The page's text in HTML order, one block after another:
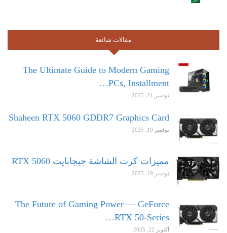
مقالات شائعة
The Ultimate Guide to Modern Gaming
PCs, Installment…
نوفمبر 21, 2025
Shaheen RTX 5060 GDDR7 Graphics Card
نوفمبر 19, 2025
مميزات كرت الشاشة جيجابايت RTX 5060
نوفمبر 19, 2025
The Future of Gaming Power — GeForce
RTX 50-Series…
أكتوبر 22, 2025